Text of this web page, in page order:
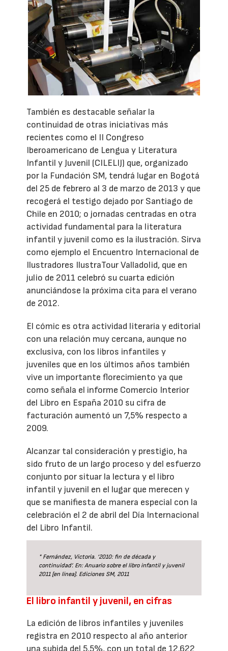
También es destacable señalar la
continuidad de otras iniciativas más
recientes como el II Congreso
Iberoamericano de Lengua y Literatura
Infantil y Juvenil (CILELIJ) que, organizado
por la Fundación SM, tendrá lugar en Bogotá
del 25 de febrero al 3 de marzo de 2013 y que
recogerá el testigo dejado por Santiago de
Chile en 2010; o jornadas centradas en otra
actividad fundamental para la literatura
infantil y juvenil como es la ilustración. Sirva
como ejemplo el Encuentro Internacional de
Ilustradores IlustraTour Valladolid, que en
julio de 2011 celebró su cuarta edición
anunciándose la próxima cita para el verano
de 2012.
El cómic es otra actividad literaria y editorial
con una relación muy cercana, aunque no
exclusiva, con los libros infantiles y
juveniles que en los últimos años también
vive un importante florecimiento ya que
como señala el informe Comercio Interior
del Libro en España 2010 su cifra de
facturación aumentó un 7,5% respecto a
2009.
Alcanzar tal consideración y prestigio, ha
sido fruto de un largo proceso y del esfuerzo
conjunto por situar la lectura y el libro
infantil y juvenil en el lugar que merecen y
que se manifiesta de manera especial con la
celebración el 2 de abril del Día Internacional
del Libro Infantil.
* Fernández, Victoria. ‘2010: fin de década y
continuidad’. En: Anuario sobre el libro infantil y juvenil
2011 [en línea]. Ediciones SM, 2011
El libro infantil y juvenil, en cifras
La edición de libros infantiles y juveniles
registra en 2010 respecto al año anterior
una subida del 5,5%, con un total de 12.622